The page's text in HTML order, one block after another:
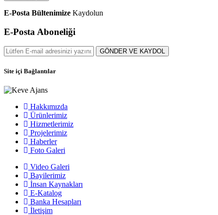
E-Posta Bültenimize Kaydolun
E-Posta Aboneliği
GÖNDER VE KAYDOL
Site içi Bağlantılar
Hakkımızda
Ürünlerimiz
Hizmetlerimiz
Projelerimiz
Haberler
Foto Galeri
Video Galeri
Bayilerimiz
İnsan Kaynakları
E-Katalog
Banka Hesapları
İletişim